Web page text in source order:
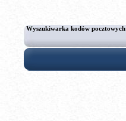
Wyszukiwarka kodów pocztowych